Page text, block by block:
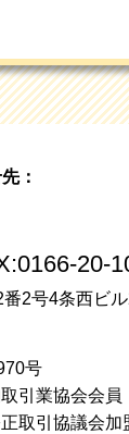
：
20-
2号4条西ビ
号
引業協会会員
取引協議会加